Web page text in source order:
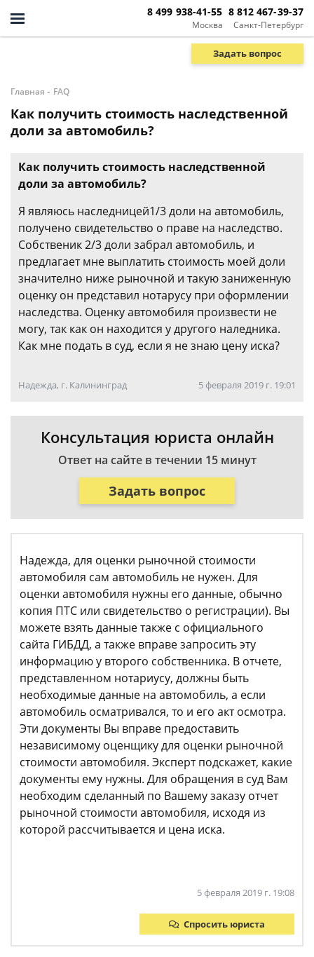
Москва
8 499 938-41-55
Санкт-Петербург
8 812 467-39-37
Задать вопрос
Главная - FAQ
Как получить стоимость наследственной
доли за автомобиль?
Как получить стоимость наследственной
доли за автомобиль?
Я являюсь наследницей1/3 доли на автомобиль,
получено свидетельство о праве на наследство.
Собственик 2/3 доли забрал автомобиль, и
предлагает мне выплатить стоимость моей доли
значително ниже рыночной и такую заниженную
оценку он представил нотарусу при оформлении
наследства. Оценку автомобиля произвести не
могу, так как он находится у другого наледника.
Как мне подать в суд, если я не знаю цену иска?
Надежда, г. Калининград 5 февраля 2019 г. 19:01
Консультация юриста онлайн
Ответ на сайте в течении 15 минут
Задать вопрос
Надежда, для оценки рыночной стоимости
автомобиля сам автомобиль не нужен. Для
оценки автомобиля нужны его данные, обычно
копия ПТС или свидетельство о регистрации). Вы
можете взять данные также с официального
сайта ГИБДД, а также вправе запросить эту
информацию у второго собственника. В отчете,
представленном нотариусу, должны быть
необходимые данные на автомобиль, а если
автомобиль осматривался, то и его акт осмотра.
Эти документы Вы вправе предоставить
независимому оценщику для оценки рыночной
стоимости автомобиля. Эксперт подскажет, какие
документы ему нужны. Для обращения в суд Вам
необходим сделанный по Вашему заказу отчет
рыночной стоимости автомобиля, исходя из
которой рассчитывается и цена иска.
5 февраля 2019 г. 19:08
Спросить юриста